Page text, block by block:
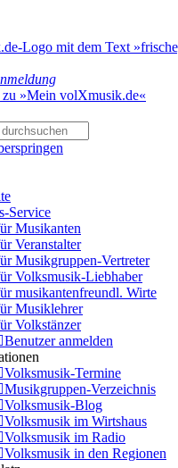
»Mein volXmusik.de«
Service
Musikanten
Veranstalter
Musikgruppen-Vertreter
Volksmusik-Liebhaber
musikantenfreundl. Wirte
Musiklehrer
Volkstänzer
Benutzer anmelden
Volksmusik-Termine
Musikgruppen-Verzeichnis
Volksmusik-Blog
Volksmusik im Wirtshaus
Volksmusik im Radio
Volksmusik in den Regionen